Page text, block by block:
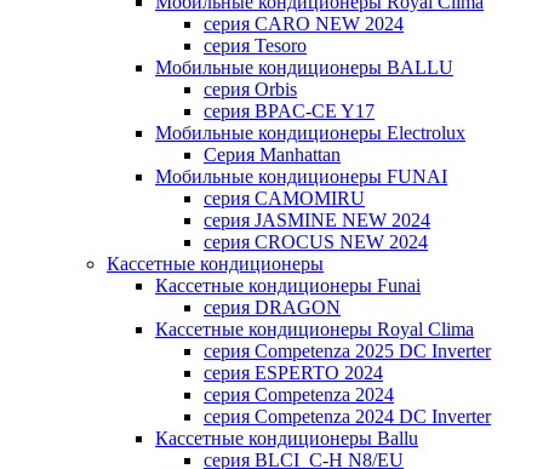
серия CARO NEW 2024
серия Tesoro
Мобильные кондиционеры BALLU
серия Orbis
серия BPAC-CE Y17
Мобильные кондиционеры Electrolux
Cерия Manhattan
Мобильные кондиционеры FUNAI
серия CAMOMIRU
серия JASMINE NEW 2024
серия CROCUS NEW 2024
Кассетные кондиционеры
Кассетные кондиционеры Funai
серия DRAGON
Кассетные кондиционеры Royal Clima
серия Competenza 2025 DC Inverter
серия ESPERTO 2024
серия Competenza 2024
серия Competenza 2024 DC Inverter
Кассетные кондиционеры Ballu
серия BLCI_C-H N8/EU